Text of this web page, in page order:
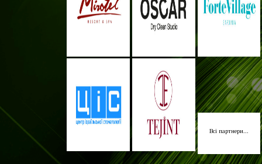
Всі партнери...